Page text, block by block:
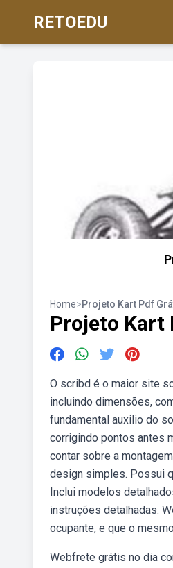
RETOEDU
Home>Projeto Kart Pdf
Projeto Kart
O scribd é o maior site
incluindo dimensões,
fundamental auxilio do
corrigindo pontos antes
contar sobre a
design simples. Possui
Inclui modelos
instruções detalhadas:
ocupante, e que o
Webfrete grátis no dia